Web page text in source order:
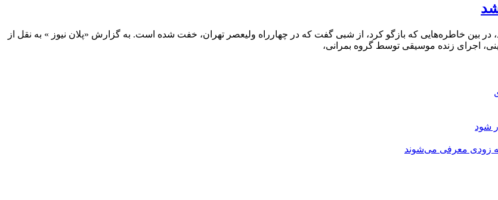
بین خاطره‌‍‌هایی که بازگو کرد، از شبی گفت که در چهارراه ولیعصر تهران، خفت شده است. به گزارش «پلان نیوز » به نقل از
اجرای زنده موسیقی توسط گروه بمرانی،
شود
زودی معرفی می‌شوند